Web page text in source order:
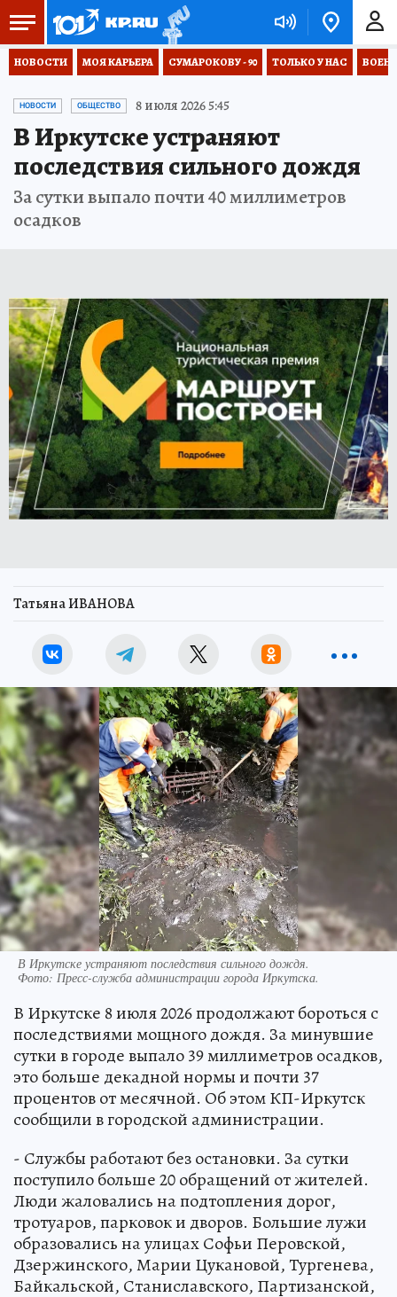
НОВОСТИ МОЯ КАРЬЕРА СУМАРОКОВУ - 90 ТОЛЬКО У НАС
НОВОСТИ ОБЩЕСТВО 8 июля 2026 5:45
В Иркутске устраняют
последствия сильного дождя
За сутки выпало почти 40 миллиметров
осадков
Татьяна ИВАНОВА
В Иркутске устраняют последствия сильного дождя.
Фото: Пресс-служба администрации города Иркутска.
В Иркутске 8 июля 2026 продолжают бороться с
последствиями мощного дождя. За минувшие
сутки в городе выпало 39 миллиметров осадков,
это больше декадной нормы и почти 37
процентов от месячной. Об этом КП-Иркутск
сообщили в городской администрации.
- Службы работают без остановки. За сутки
поступило больше 20 обращений от жителей.
Люди жаловались на подтопления дорог,
тротуаров, парковок и дворов. Большие лужи
образовались на улицах Софьи Перовской,
Дзержинского, Марии Цукановой, Тургенева,
Байкальской, Станиславского, Партизанской,